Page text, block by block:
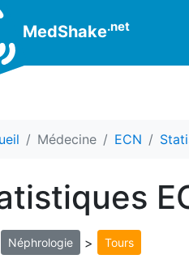
MedShake.net
Médecine ECN
Néphrologie > Tours